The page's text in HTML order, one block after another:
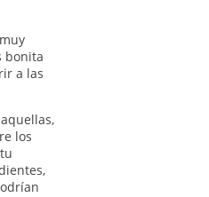
bonita
a las
los